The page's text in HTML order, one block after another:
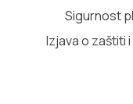
Sigurnost
Izjava o zaštiti